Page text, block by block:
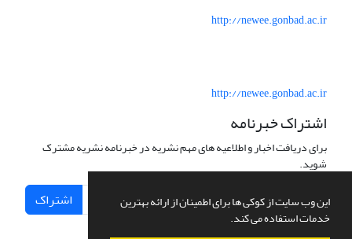
این وب سایت از کوکی ها برای اطمینان از ارائه بهترین
خدمات استفاده می کند.
http://newee.gonbad.ac.ir
http://newee.gonbad.ac.ir
اشتراک خبرنامه
برای دریافت اخبار و اطلاعیه های مهم نشریه در خبرنامه نشریه مشترک
شوید.
اشتراک